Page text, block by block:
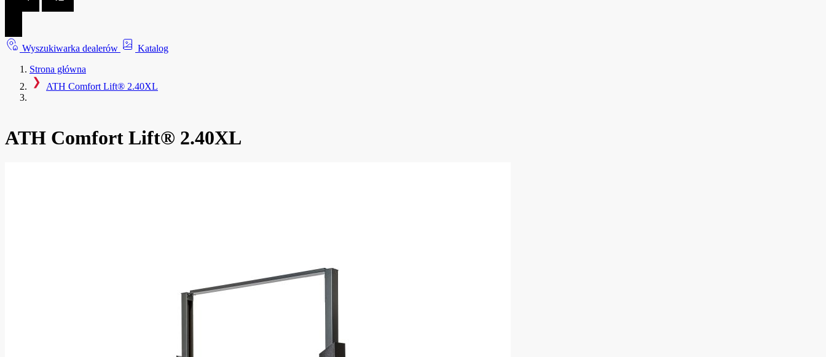
Wyszukiwarka dealerów
Katalog
Strona główna
ATH Comfort Lift® 2.40XL
ATH Comfort Lift® 2.40XL